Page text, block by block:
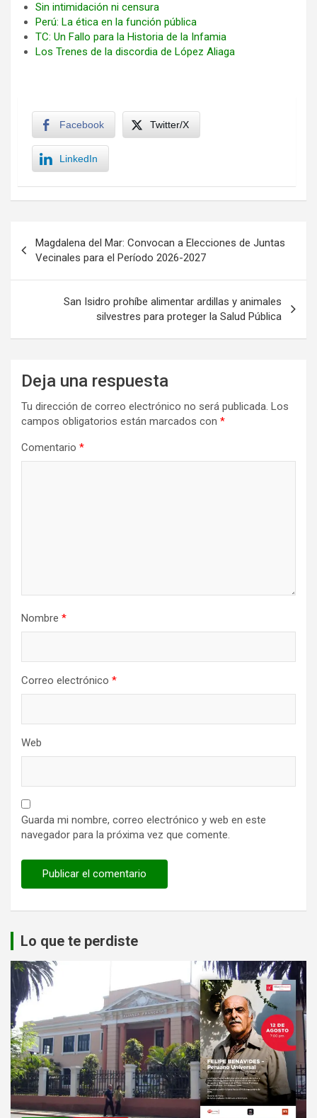
Sin intimidación ni censura
Perú: La ética en la función pública
TC: Un Fallo para la Historia de la Infamia
Los Trenes de la discordia de López Aliaga
Facebook Twitter/X
LinkedIn
de
entradas
Magdalena del Mar: Convocan a Elecciones de Juntas
Vecinales para el Período 2026-2027
San Isidro prohíbe alimentar ardillas y animales
silvestres para proteger la Salud Pública
Deja una respuesta
Tu dirección de correo electrónico no será publicada. Los
campos obligatorios están marcados con *
Comentario *
Nombre *
Correo electrónico *
Web
Guarda mi nombre, correo electrónico y web en este
navegador para la próxima vez que comente.
Lo que te perdiste